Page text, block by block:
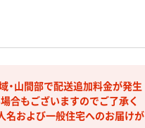
・山間部で配送追加料金が発生
合もございますのでご了承く
名および一般住宅へのお届けが